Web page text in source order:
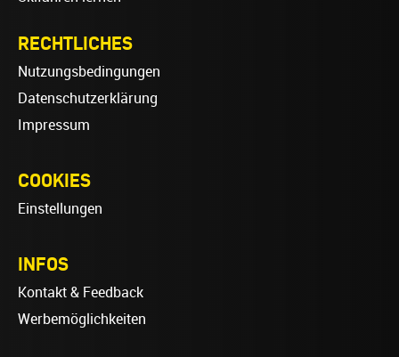
RECHTLICHES
Nutzungsbedingungen
Datenschutzerklärung
Impressum
COOKIES
Einstellungen
INFOS
Kontakt & Feedback
Werbemöglichkeiten